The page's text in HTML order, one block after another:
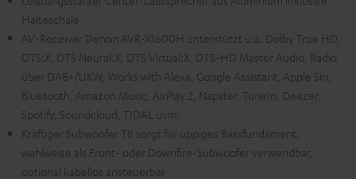
Halteschale
AV-Receiver Denon AVR-X1600H unterstützt u.a. Dolby True HD,
DTS:X, DTS Neural:X, DTS Virtual:X, DTS-HD Master Audio, Radio
über DAB+/UKW, Works with Alexa, Google Assistant, Apple Siri,
Bluetooth, Amazon Music, AirPlay 2, Napster, TuneIn, Deezer,
Spotify, Soundcloud, TIDAL uvm.
Kräftiger Subwoofer T8 sorgt für üppiges Bassfundament,
wahlweise als Front- oder Downfire-Subwoofer verwendbar,
optional kabellos ansteuerbar